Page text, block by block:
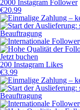
2000 Instagram Follower
€20.99
Beauftragung
Jetzt buchen
200 Instagram Likes
€3.99
Beauftragung